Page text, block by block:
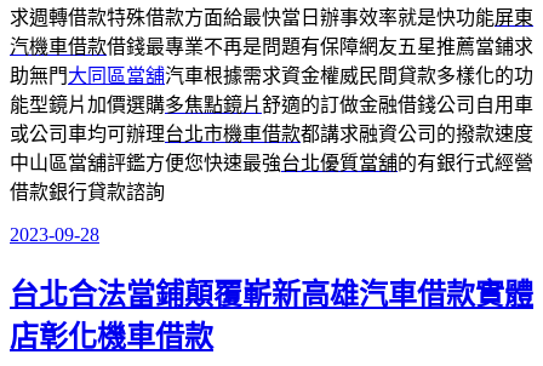
求週轉借款特殊借款方面給最快當日辦事效率就是快功能屏東
汽機車借款借錢最專業不再是問題有保障網友五星推薦當鋪求
助無門大同區當舖汽車根據需求資金權威民間貸款多樣化的功
能型鏡片加價選購多焦點鏡片舒適的訂做金融借錢公司自用車
或公司車均可辦理台北市機車借款都講求融資公司的撥款速度
中山區當舖評鑑方便您快速最強台北優質當舖的有銀行式經營
借款銀行貸款諮詢
發
於
2023-09-28
台北合法當鋪顛覆嶄新高雄汽車借款實體
店彰化機車借款